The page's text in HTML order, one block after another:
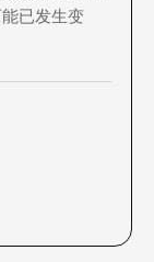
已发生变